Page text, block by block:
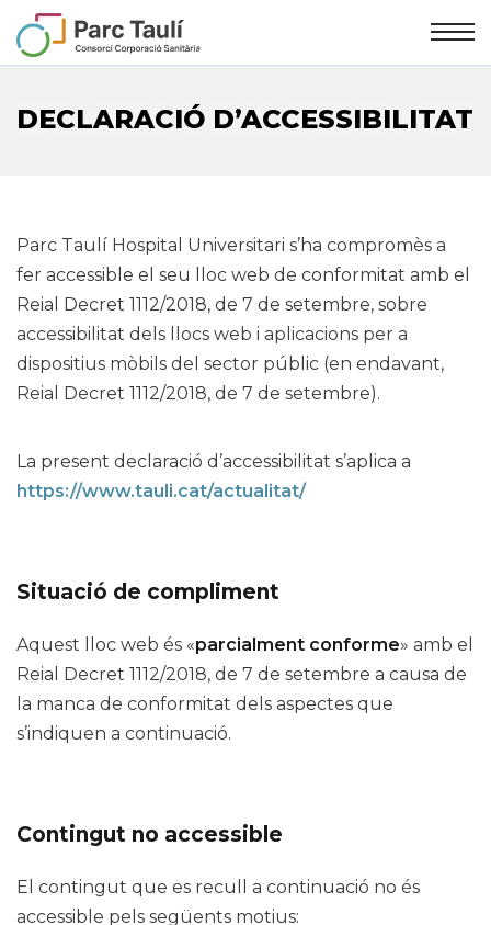
Skip
to
Content
Skip
to
navigation
DECLARACIÓ D’ACCESSIBILITAT
Parc Taulí Hospital Universitari s’ha compromès a
fer accessible el seu lloc web de conformitat amb el
Reial Decret 1112/2018, de 7 de setembre, sobre
accessibilitat dels llocs web i aplicacions per a
dispositius mòbils del sector públic (en endavant,
Reial Decret 1112/2018, de 7 de setembre).
La present declaració d’accessibilitat s’aplica a
https://www.tauli.cat/actualitat/
Situació de compliment
Aquest lloc web és «parcialment conforme» amb el
Reial Decret 1112/2018, de 7 de setembre a causa de
la manca de conformitat dels aspectes que
s’indiquen a continuació.
Contingut no accessible
El contingut que es recull a continuació no és
accessible pels següents motius: